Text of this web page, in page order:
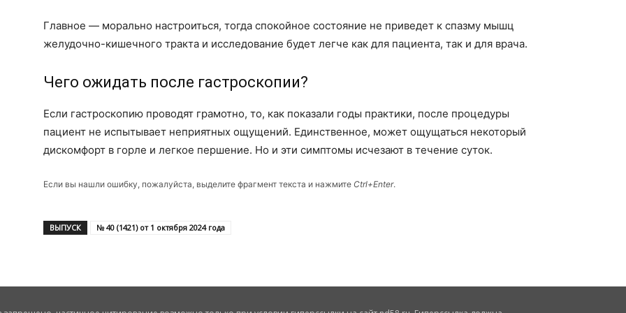
Главное — морально настроиться, тогда спокойное состояние не приведет к спазму мышц
желудочно-кишечного тракта и исследование будет легче как для пациента, так и для врача.
Чего ожидать после гастроскопии?
Если гастроскопию проводят грамотно, то, как показали годы практики, после процедуры
пациент не испытывает неприятных ощущений. Единственное, может ощущаться некоторый
дискомфорт в горле и легкое першение. Но и эти симптомы исчезают в течение суток.
Если вы нашли ошибку, пожалуйста, выделите фрагмент текста и нажмите Ctrl+Enter.
ВЫПУСК № 40 (1421) от 1 октября 2024 года